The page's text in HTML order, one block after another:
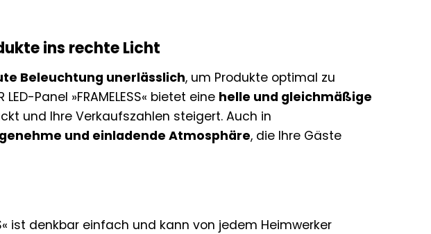
ins rechte Licht
Beleuchtung unerlässlich, um Produkte optimal zu
Panel »FRAMELESS« bietet eine helle und gleichmäßige
und Ihre Verkaufszahlen steigert. Auch in
und einladende Atmosphäre, die Ihre Gäste
ist denkbar einfach und kann von jedem Heimwerker